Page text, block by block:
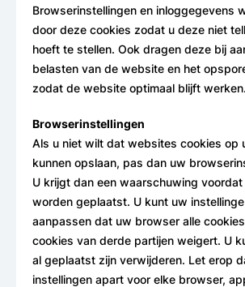
Browserinstellingen en inloggegevens
door deze cookies zodat u deze niet
hoeft te stellen. Ook dragen deze bij
belasten van de website en het
zodat de website optimaal blijft werken.
Browserinstellingen
Als u niet wilt dat websites cookies op
kunnen opslaan, pas dan uw
U krijgt dan een waarschuwing voordat
worden geplaatst. U kunt uw
aanpassen dat uw browser alle
cookies van derde partijen weigert. U
al geplaatst zijn verwijderen. Let erop
instellingen apart voor elke browser,